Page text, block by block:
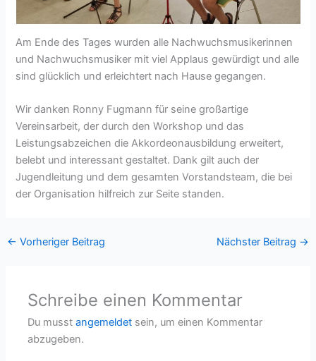
Am Ende des Tages wurden alle Nachwuchsmusikerinnen
und Nachwuchsmusiker mit viel Applaus gewürdigt und alle
sind glücklich und erleichtert nach Hause gegangen.
Wir danken Ronny Fugmann für seine großartige
Vereinsarbeit, der durch den Workshop und das
Leistungsabzeichen die Akkordeonausbildung erweitert,
belebt und interessant gestaltet. Dank gilt auch der
Jugendleitung und dem gesamten Vorstandsteam, die bei
der Organisation hilfreich zur Seite standen.
← Vorheriger Beitrag Nächster Beitrag →
Schreibe einen Kommentar
Du musstangemeldet sein, um einen Kommentar
abzugeben.